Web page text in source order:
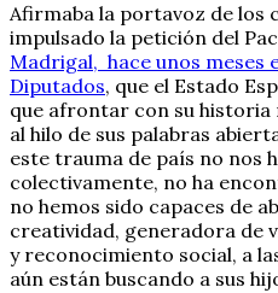
Afirmaba la portavoz de los
impulsado la petición del
Madrigal, hace unos meses
Diputados, que el Estado
que afrontar con su
al hilo de sus palabras
este trauma de país no nos
colectivamente, no ha
no hemos sido capaces de
creatividad, generadora de
y reconocimiento social, a
aún están buscando a sus